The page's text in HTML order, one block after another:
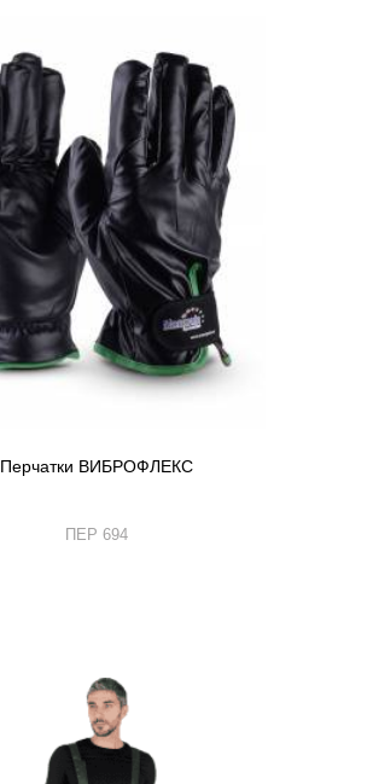
Перчатки ВИБРОФЛЕКС
ПЕР 694